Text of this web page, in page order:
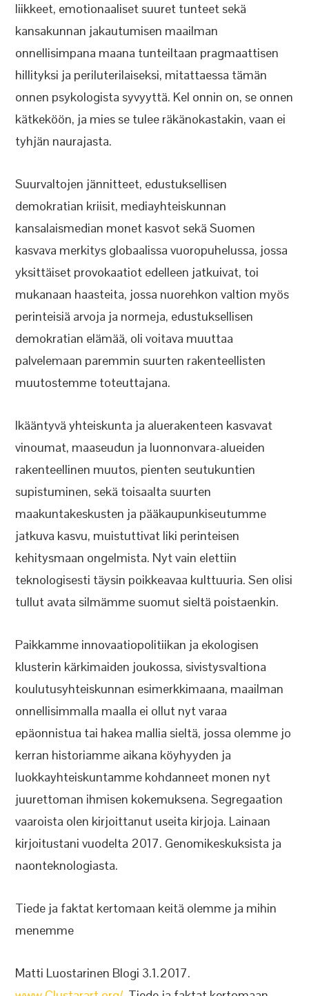
liikkeet, emotionaaliset suuret tunteet sekä
kansakunnan jakautumisen maailman
onnellisimpana maana tunteiltaan pragmaattisen
hillityksi ja periluterilaiseksi, mitattaessa tämän
onnen psykologista syvyyttä. Kel onnin on, se onnen
kätkeköön, ja mies se tulee räkänokastakin, vaan ei
tyhjän naurajasta.
Suurvaltojen jännitteet, edustuksellisen
demokratian kriisit, mediayhteiskunnan
kansalaismedian monet kasvot sekä Suomen
kasvava merkitys globaalissa vuoropuhelussa, jossa
yksittäiset provokaatiot edelleen jatkuivat, toi
mukanaan haasteita, jossa nuorehkon valtion myös
perinteisiä arvoja ja normeja, edustuksellisen
demokratian elämää, oli voitava muuttaa
palvelemaan paremmin suurten rakenteellisten
muutostemme toteuttajana.
Ikääntyvä yhteiskunta ja aluerakenteen kasvavat
vinoumat, maaseudun ja luonnonvara-alueiden
rakenteellinen muutos, pienten seutukuntien
supistuminen, sekä toisaalta suurten
maakuntakeskusten ja pääkaupunkiseutumme
jatkuva kasvu, muistuttivat liki perinteisen
kehitysmaan ongelmista. Nyt vain elettiin
teknologisesti täysin poikkeavaa kulttuuria. Sen olisi
tullut avata silmämme suomut sieltä poistaenkin.
Paikkamme innovaatiopolitiikan ja ekologisen
klusterin kärkimaiden joukossa, sivistysvaltiona
koulutusyhteiskunnan esimerkkimaana, maailman
onnellisimmalla maalla ei ollut nyt varaa
epäonnistua tai hakea mallia sieltä, jossa olemme jo
kerran historiamme aikana köyhyyden ja
luokkayhteiskuntamme kohdanneet monen nyt
juurettoman ihmisen kokemuksena. Segregaation
vaaroista olen kirjoittanut useita kirjoja. Lainaan
kirjoitustani vuodelta 2017. Genomikeskuksista ja
naonteknologiasta.
Tiede ja faktat kertomaan keitä olemme ja mihin
menemme
Matti Luostarinen Blogi 3.1.2017.